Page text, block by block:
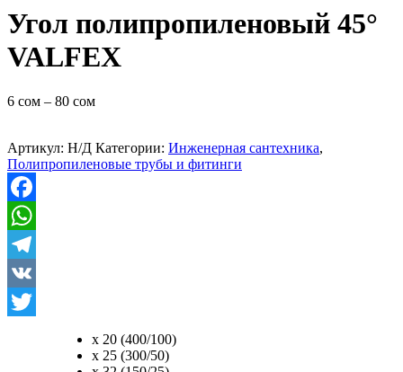
Угол полипропиленовый 45°
VALFEX
6 сом – 80 сом
Артикул: Н/Д Категории: Инженерная сантехника,
Полипропиленовые трубы и фитинги
Facebook
WhatsApp
Telegram
VK
х 20 (400/100)
х 25 (300/50)